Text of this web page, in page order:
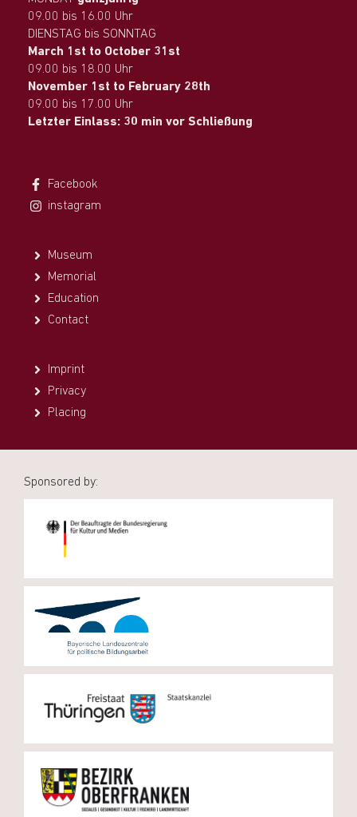
09.00 bis 16.00 Uhr
DIENSTAG bis SONNTAG
March 1st to October 31st
09.00 bis 18.00 Uhr
November 1st to February 28th
09.00 bis 17.00 Uhr
Letzter Einlass: 30 min vor Schließung
Facebook
instagram
Museum
Memorial
Education
Contact
Imprint
Privacy
Placing
Sponsored by: